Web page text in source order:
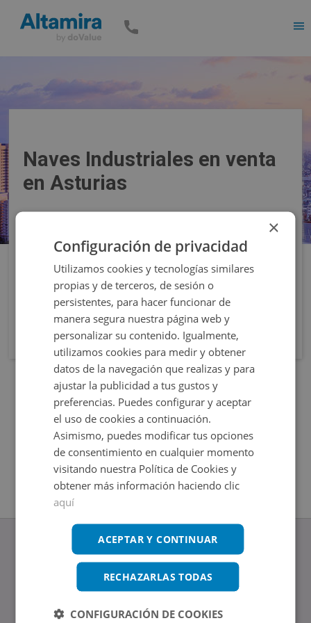
Naves Industriales en venta
en Asturias
Filtros
www.altamirainmuebles.com
Edificio Skylight
Avenida de Manoteras 14-16, 28050, Madrid
×
Configuración de privacidad
Utilizamos cookies y tecnologías similares
propias y de terceros, de sesión o
persistentes, para hacer funcionar de
manera segura nuestra página web y
personalizar su contenido. Igualmente,
utilizamos cookies para medir y obtener
datos de la navegación que realizas y para
ajustar la publicidad a tus gustos y
preferencias. Puedes configurar y aceptar
el uso de cookies a continuación.
Asimismo, puedes modificar tus opciones
de consentimiento en cualquier momento
visitando nuestra Política de Cookies y
obtener más información haciendo clic
aquí
ACEPTAR Y CONTINUAR
RECHAZARLAS TODAS
CONFIGURACIÓN DE COOKIES